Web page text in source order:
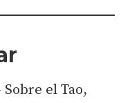
el Tao,